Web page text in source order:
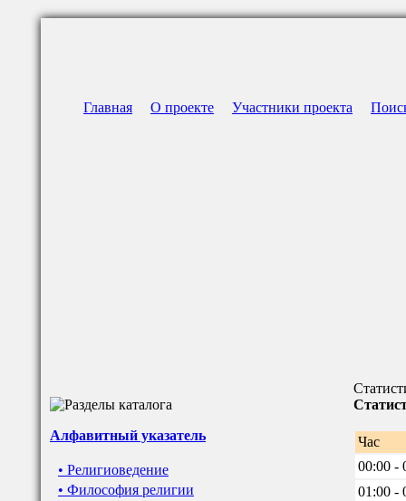
Главная О проекте Участники проекта
Алфавитный указатель
• Религиоведение
• Философия религии
Час
00:00 -
01:00 -